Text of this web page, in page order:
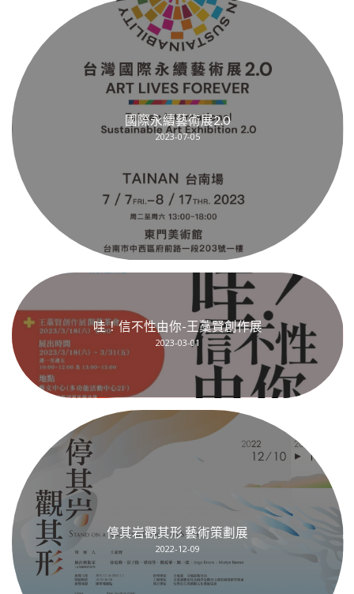
國際永續藝術展2.0
2023-07-05
哇！信不性由你-王藁賢創作展
2023-03-01
停其岩觀其形 藝術策劃展
2022-12-09